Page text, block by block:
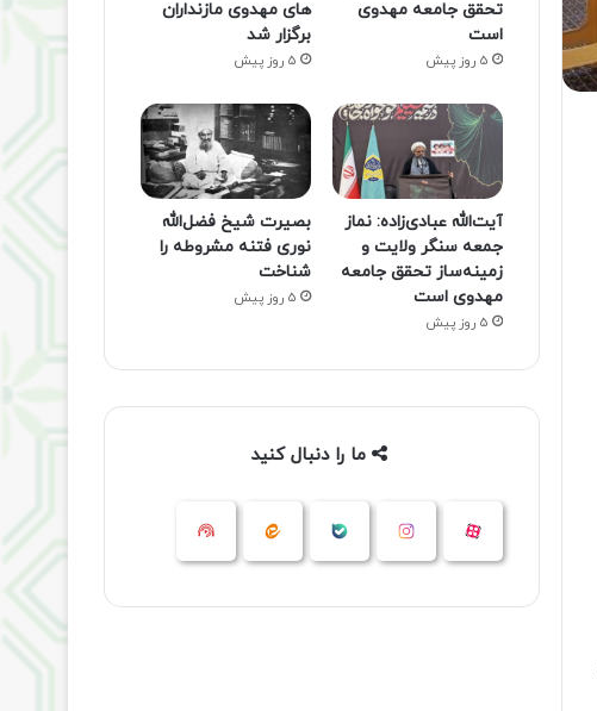
تحقق جامعه مهدوی
است
5 روز پیش
های مهدوی مازنداران
برگزار شد
5 روز پیش
آیت‌الله عبادی‌زاده: نماز
جمعه سنگر ولایت و
زمینه‌ساز تحقق جامعه
مهدوی است
5 روز پیش
بصیرت شیخ فضل‌الله
نوری فتنه مشروطه را
شناخت
5 روز پیش
ما را دنبال کنید
آپارات اینستاگرام ایتا